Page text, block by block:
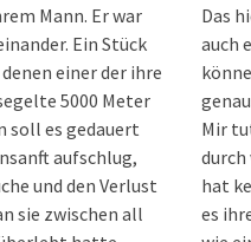
Mann. Er war
Ein Stück
einer der ihre
5000 Meter
soll es gedauert
aufschlug,
und den Verlust
sie zwischen all
Das
auch
Mir
durch
hat
es